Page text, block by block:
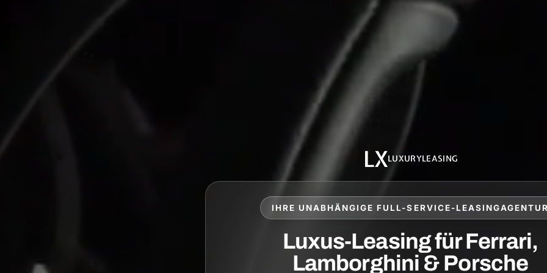
LXLUXURYLEASING
IHRE UNABHÄNGIGE FULL-SERVICE-
Luxus-Leasing für Ferrari,
Lamborghini & Porsche